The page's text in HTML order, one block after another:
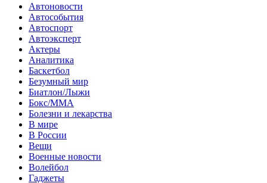
Автоновости
Автособытия
Автоспорт
Автоэксперт
Актеры
Аналитика
Баскетбол
Безумный мир
Биатлон/Лыжи
Бокс/MMA
Болезни и лекарства
В мире
В России
Вещи
Военные новости
Волейбол
Гаджеты